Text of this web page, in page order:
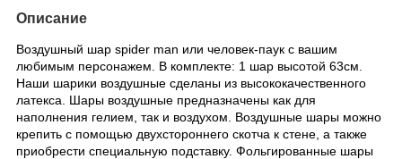
Описание
Воздушный шар spider man или человек-паук с вашим
любимым персонажем. В комплекте: 1 шар высотой 63см.
Наши шарики воздушные сделаны из высококачественного
латекса. Шары воздушные предназначены как для
наполнения гелием, так и воздухом. Воздушные шары можно
крепить с помощью двухстороннего скотча к стене, а также
приобрести специальную подставку. Фольгированные шары